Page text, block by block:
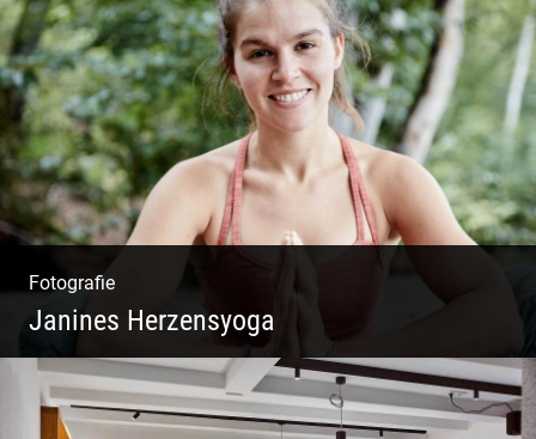
Sonnengruß Katharina Kirchner
Fotografie
Janines Herzensyoga
Spontanes Yoga-Shooting